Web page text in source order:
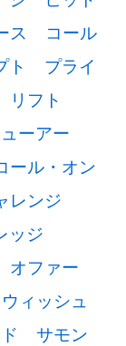
ス
コール
ト
プライ
リフト
ーアー
ール・オン
レンジ
ッジ
オファー
ウィッシュ
サモン